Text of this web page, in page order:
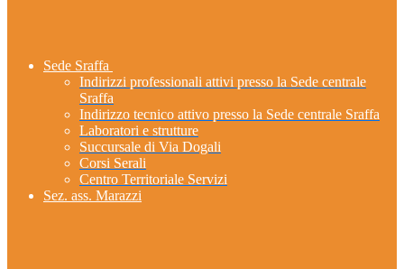
Sede Sraffa
Indirizzi professionali attivi presso la Sede centrale
Sraffa
Indirizzo tecnico attivo presso la Sede centrale Sraffa
Laboratori e strutture
Succursale di Via Dogali
Corsi Serali
Centro Territoriale Servizi
Sez. ass. Marazzi